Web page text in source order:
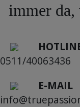
immer da,
0511/40063436
E-MAIL